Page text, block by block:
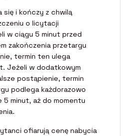
się i kończy z chwilą
o licytacji
w ciągu 5 minut przed
zakończenia przetargu
termin ten ulega
Jeżeli w dodatkowym
postąpienie, termin
podlega każdorazowo
5 minut, aż do momentu
ofiarują cenę nabycia